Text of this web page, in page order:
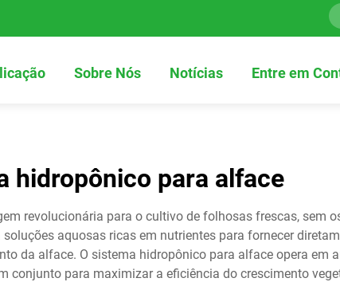
Sobre Nós Notícias Entre em
hidropônico para alface
revolucionária para o cultivo de folhosas frescas, sem
aquosas ricas em nutrientes para fornecer
da alface. O sistema hidropônico para alface opera em
conjunto para maximizar a eficiência do crescimento